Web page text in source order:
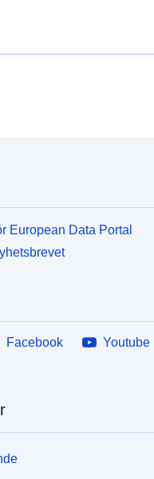
European Data Portal
Facebook
Youtube